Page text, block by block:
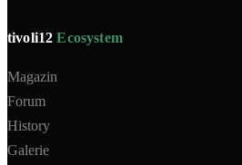
tivoli12Ecosystem
Magazin
Forum
History
Galerie